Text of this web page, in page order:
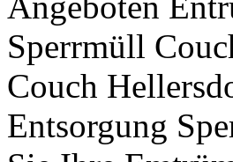
Sperrmüll
Couch
Entsorgung